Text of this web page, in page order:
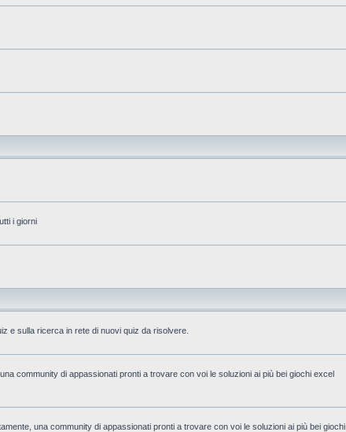
i giorni
e sulla ricerca in rete di nuovi quiz da risolvere.
community di appassionati pronti a trovare con voi le soluzioni ai più bei giochi excel
una community di appassionati pronti a trovare con voi le soluzioni ai più bei giochi